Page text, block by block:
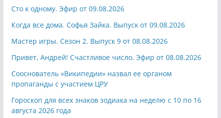
Сто к одному. Эфир от 09.08.2026
Когда все дома. Софья Зайка. Выпуск от 09.08.2026
Мастер игры. Сезон 2. Выпуск 9 от 08.08.2026
Привет, Андрей! Счастливое число. Эфир от 08.08.2026
Сооснователь «Википедии» назвал ее органом
пропаганды с участием ЦРУ
Гороскоп для всех знаков зодиака на неделю с 10 по 16
августа 2026 года